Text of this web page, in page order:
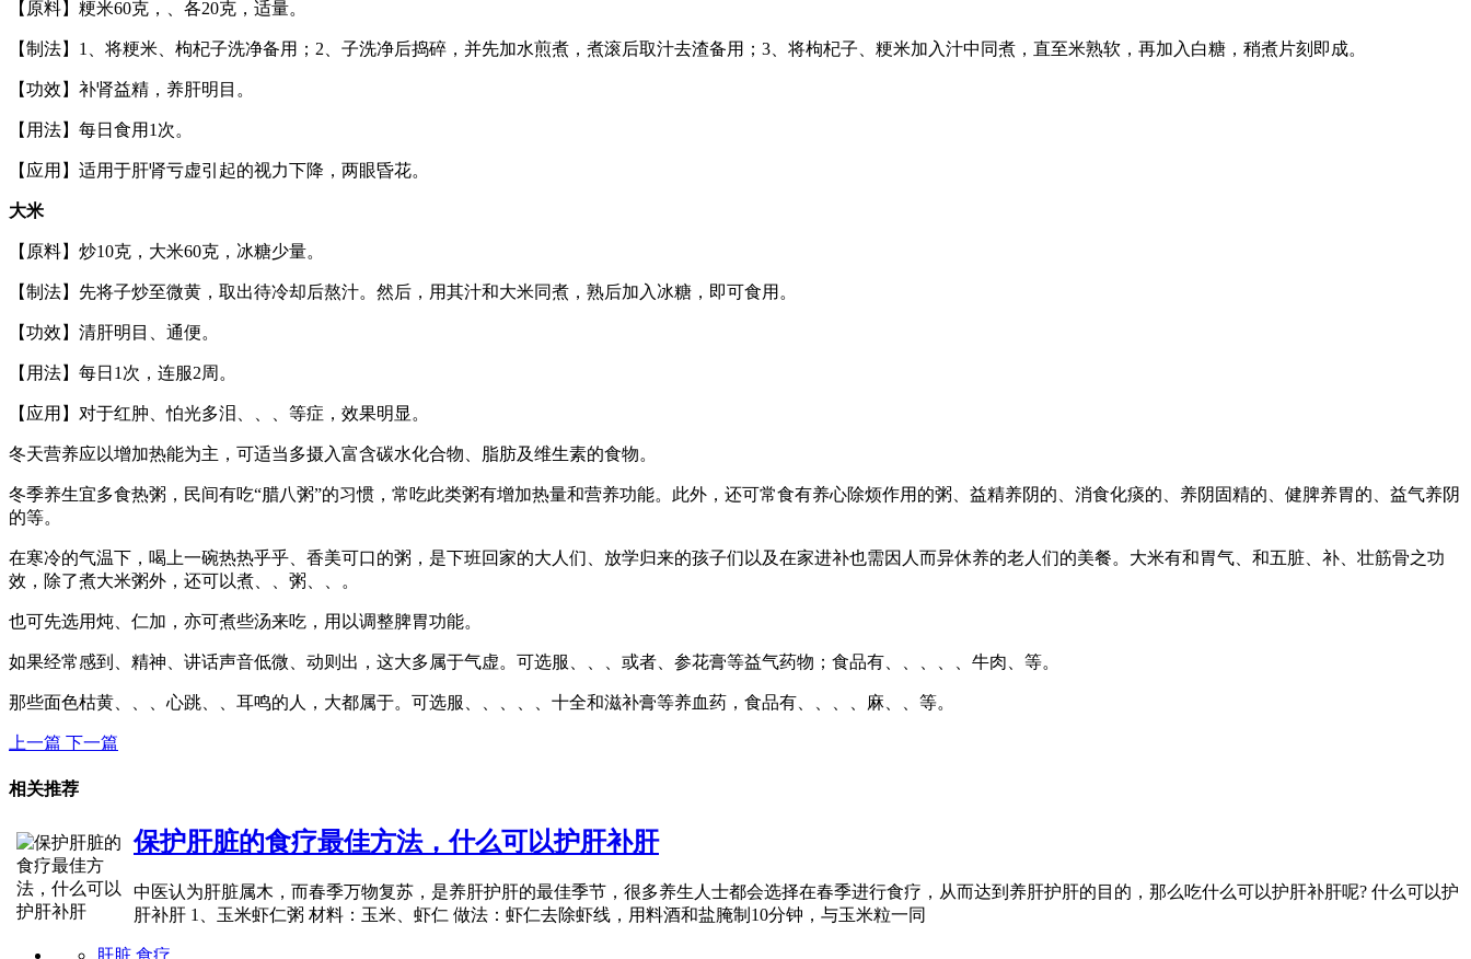
【原料】粳米60克，、各20克，适量。
【制法】1、将粳米、枸杞子洗净备用；2、子洗净后捣碎，并先加水煎煮，煮滚后取汁去渣备用；3、将枸杞子、粳米加入汁中同煮，直至米熟软，再加入白糖，稍煮片刻即成。
【功效】补肾益精，养肝明目。
【用法】每日食用1次。
【应用】适用于肝肾亏虚引起的视力下降，两眼昏花。
大米
【原料】炒10克，大米60克，冰糖少量。
【制法】先将子炒至微黄，取出待冷却后熬汁。然后，用其汁和大米同煮，熟后加入冰糖，即可食用。
【功效】清肝明目、通便。
【用法】每日1次，连服2周。
【应用】对于红肿、怕光多泪、、、等症，效果明显。
冬天营养应以增加热能为主，可适当多摄入富含碳水化合物、脂肪及维生素的食物。
冬季养生宜多食热粥，民间有吃“腊八粥”的习惯，常吃此类粥有增加热量和营养功能。此外，还可常食有养心除烦作用的粥、益精养阴的、消食化痰的、养阴固精的、健脾养胃的、益气养阴
的等。
在寒冷的气温下，喝上一碗热热乎乎、香美可口的粥，是下班回家的大人们、放学归来的孩子们以及在家进补也需因人而异休养的老人们的美餐。大米有和胃气、和五脏、补、壮筋骨之功
效，除了煮大米粥外，还可以煮、、粥、、。
也可先选用炖、仁加，亦可煮些汤来吃，用以调整脾胃功能。
如果经常感到、精神、讲话声音低微、动则出，这大多属于气虚。可选服、、、或者、参花膏等益气药物；食品有、、、、、牛肉、等。
那些面色枯黄、、、心跳、、耳鸣的人，大都属于。可选服、、、、、十全和滋补膏等养血药，食品有、、、、麻、、等。
上一篇 下一篇
相关推荐
保护肝脏的食疗最佳方法，什么可以护肝补肝
中医认为肝脏属木，而春季万物复苏，是养肝护肝的最佳季节，很多养生人士都会选择在春季进行食疗，从而达到养肝护肝的目的，那么吃什么可以护肝补肝呢? 什么可以护
肝补肝 1、玉米虾仁粥 材料：玉米、虾仁 做法：虾仁去除虾线，用料酒和盐腌制10分钟，与玉米粒一同
肝脏 食疗